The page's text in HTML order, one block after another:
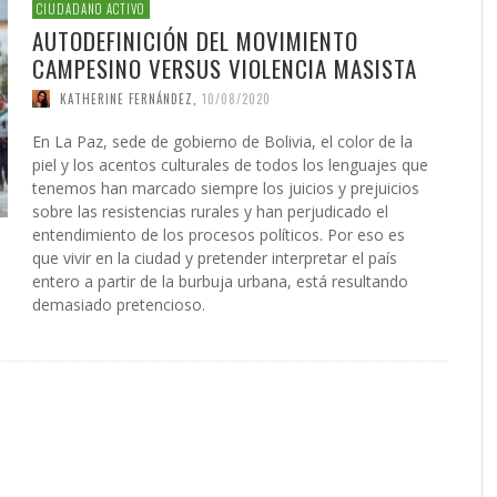
FERRARI, 28/07/2026
, 22/05/2026
NACIONAL PUERTO RICO Y
REDACCIÓN, 18/05/2026
PARA EL FUTURO
DE PUERTO RICO (II)
ORTÍZ, 24/07/2026
COALICIÓN PARA EL FUTURO
POLÍTICO DE PUERTO RICO (I)
EDWIN ORTÍZ, 21/07/2026
JAVIER AGUILERA FRAGOSO
ONG OTROMUNDOESPOSIBLE 23/
GLOBAL DEL
GARCÍA GUERRERO, 02/02/2026
CARLOS GARCÍA GUERRERO 10/
CARDOZO, 29/06/2026
LENIN CARDOZO
CIUDADANO ACTIVO
AUTODEFINICIÓN DEL MOVIMIENTO
CAMPESINO VERSUS VIOLENCIA MASISTA
KATHERINE FERNÁNDEZ 10/08/2020
En La Paz, sede de gobierno de Bolivia, el color de la
piel y los acentos culturales de todos los lenguajes que
tenemos han marcado siempre los juicios y prejuicios
sobre las resistencias rurales y han perjudicado el
entendimiento de los procesos políticos. Por eso es
que vivir en la ciudad y pretender interpretar el país
entero a partir de la burbuja urbana, está resultando
demasiado pretencioso.